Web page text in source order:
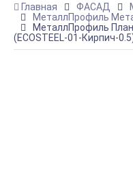
Главная ФАСАД
МеталлПрофиль
МеталлПрофиль
(ECOSTEEL-01-Кирпич-